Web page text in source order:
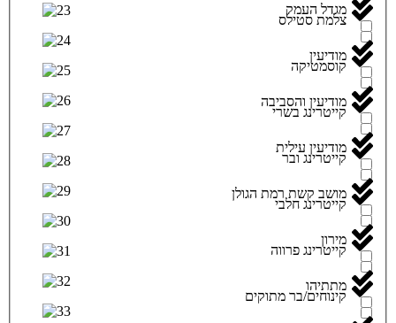
צלמת סטילס
קוסמטיקה
קייטרינג בשרי
קייטרינג ובר
קייטרינג חלבי
קייטרינג פרווה
קינוחים/בר מתוקים
מגדל העמק
מודיעין
מודיעין והסביבה
מודיעין עילית
מושב קשת רמת הגולן
מירון
מתתיהו